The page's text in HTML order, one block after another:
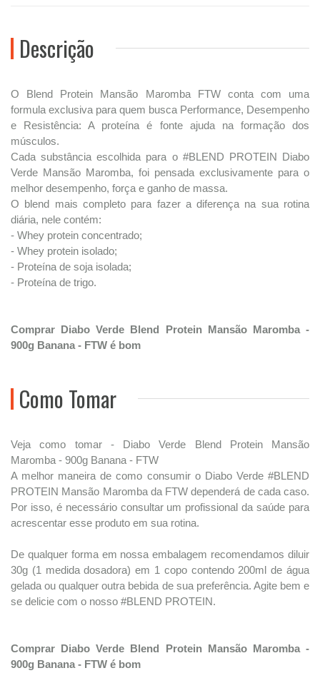
Descrição
O Blend Protein Mansão Maromba FTW conta com uma
formula exclusiva para quem busca Performance, Desempenho
e Resistência: A proteína é fonte ajuda na formação dos
músculos.
Cada substância escolhida para o #BLEND PROTEIN Diabo
Verde Mansão Maromba, foi pensada exclusivamente para o
melhor desempenho, força e ganho de massa.
O blend mais completo para fazer a diferença na sua rotina
diária, nele contém:
- Whey protein concentrado;
- Whey protein isolado;
- Proteína de soja isolada;
- Proteína de trigo.
Comprar Diabo Verde Blend Protein Mansão Maromba -
900g Banana - FTW é bom
Como Tomar
Veja como tomar - Diabo Verde Blend Protein Mansão
Maromba - 900g Banana - FTW
A melhor maneira de como consumir o Diabo Verde #BLEND
PROTEIN Mansão Maromba da FTW dependerá de cada caso.
Por isso, é necessário consultar um profissional da saúde para
acrescentar esse produto em sua rotina.
De qualquer forma em nossa embalagem recomendamos diluir
30g (1 medida dosadora) em 1 copo contendo 200ml de água
gelada ou qualquer outra bebida de sua preferência. Agite bem e
se delicie com o nosso #BLEND PROTEIN.
Comprar Diabo Verde Blend Protein Mansão Maromba -
900g Banana - FTW é bom